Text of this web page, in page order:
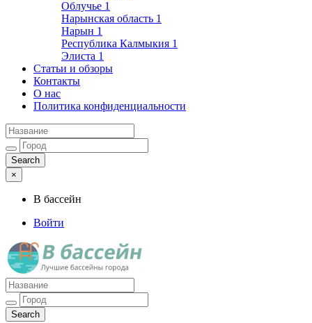
Облучье 1
Нарынская область 1
Нарын 1
Республика Калмыкия 1
Элиста 1
Статьи и обзоры
Контакты
О нас
Политика конфиденциальности
×
В бассейн
Войти
Лучшие бассейны города